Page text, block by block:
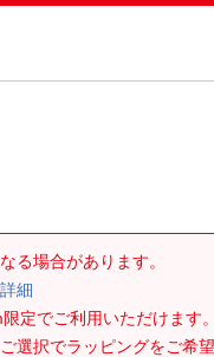
場合があります。
細
定でご利用いただけます
選択でラッピングをご